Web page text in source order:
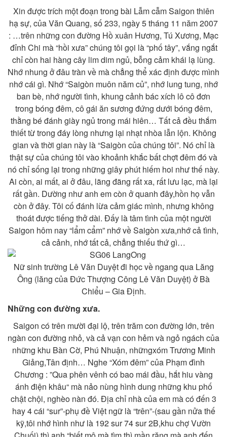
Xin được trích một đoạn trong bài Lẫm cẫm Saigon thiên
hạ sự, của Văn Quang, số 233, ngày 5 tháng 11 năm 2007
: …trên những con đường Hồ xuân Hương, Tú Xương, Mạc
đỉnh Chi mà “hồi xưa” chúng tôi gọi là “phố tây”, vắng ngắt
chỉ còn hai hàng cây lim dim ngủ, bỗng cảm khái lạ lùng.
Nhớ nhung ở đâu tràn về mà chẳng thể xác định được mình
nhớ cái gì. Nhớ “Saigòn muôn năm củ”, nhớ lung tung, nhớ
ban bè, nhớ người tình, khung cảnh bác xích lô cô đơn
trong bóng đêm, cô gái ăn sương đứng dưới bóng đêm,
thằng bé đánh giày ngủ trong mái hiên… Tất cả đều thắm
thiết từ trong đáy lòng nhưng lại nhạt nhòa lẫn lộn. Không
gian và thời gian này là “Saigòn của chúng tôi”. Nó chỉ là
thật sự của chúng tôi vào khoảnh khắc bất chợt đêm đó và
nó chỉ sống lại trong những giây phút hiếm hoi như thế này.
Ai còn, ai mất, ai ở đâu, lãng đãng rất xa, rất lưu lạc, mà lại
rất gần. Dường như anh em còn ở quanh đây,hồn họ vẫn
còn ở đây. Tôi cố đánh lừa cảm giác mình, nhưng không
thoát được tiếng thở dài. Đấy là tâm tình của một người
Saigon hôm nay “lẩm cẩm” nhớ về Saigòn xưa,nhớ cả tình,
cả cảnh, nhớ tất cả, chẳng thiếu thứ gì…
Nữ sinh trường Lê Văn Duyệt đi học về ngang qua Lăng
Ông (lăng của Đức Thượng Công Lê Văn Duyệt) ở Bà
Chiểu – Gia Định.
Những con đường xưa.
Saigon có trên mười đại lộ, trên trăm con đường lớn, trên
ngàn con đường nhỏ, và cả vạn con hẻm và ngỏ ngách của
những khu Bàn Cờ, Phú Nhuận, nhữngxóm Trương Minh
Giảng,Tân định… Nghe “Xóm đêm” của Phạm đình
Chương : ”Qua phên vênh có bao mái đầu, hắt hiu vàng
ánh điện khâu“ mà nảo nùng hình dung những khu phố
chật chội, nghèo nàn đó. Địa chỉ nhà của em mà có đến 3
hay 4 cái “sur”-phụ đề Việt ngữ là “trên”-(sau gần nửa thế
kỹ,tôi nhớ hình như là 192 sur 74 sur 2B,khu chợ Vườn